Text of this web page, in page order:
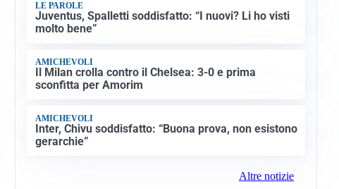
LE PAROLE
Juventus, Spalletti soddisfatto: “I nuovi? Li ho visti
molto bene”
AMICHEVOLI
Il Milan crolla contro il Chelsea: 3-0 e prima
sconfitta per Amorim
AMICHEVOLI
Inter, Chivu soddisfatto: “Buona prova, non esistono
gerarchie”
Altre notizie